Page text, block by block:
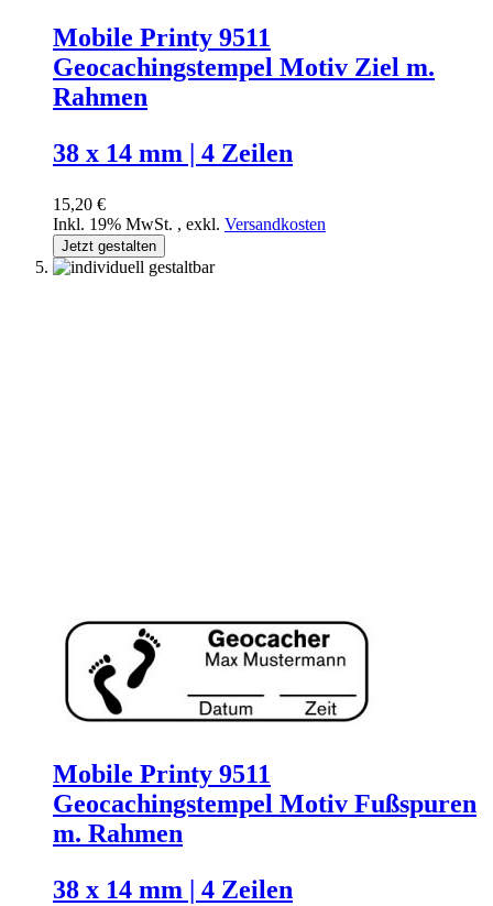
Mobile Printy 9511
Geocachingstempel Motiv Ziel m.
Rahmen
38 x 14 mm | 4 Zeilen
15,20 €
Inkl. 19% MwSt. , exkl. Versandkosten
Jetzt gestalten
Mobile Printy 9511
Geocachingstempel Motiv Fußspuren
m. Rahmen
38 x 14 mm | 4 Zeilen